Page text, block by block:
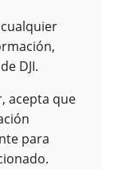
DJI.
acepta que
para